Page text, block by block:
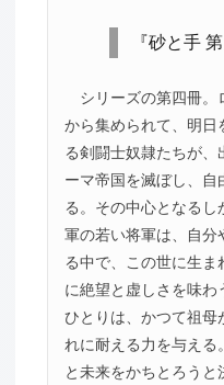
『砂と手
シリーズの第四冊。
から集められて、明日
る剣闘士奴隷たちが、
ーマ帝国を滅ぼし、自
る。その中心となる
軍の若い将軍は、自分
る中で、この世に生
に絶望と虚しさを味
ひとりは、かつて祖母
れに耐える力を与える
と未来をかちとろう